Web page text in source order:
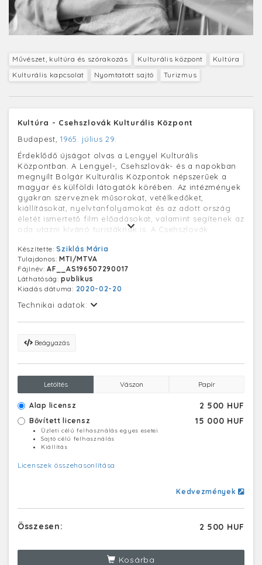
Művészet, kultúra és szórakozás Kulturális központ
Kultúra
Kulturális kapcsolat
Nyomtatott sajtó Turizmus
Kultúra - Csehszlovák Kulturális Központ
Budapest, 1965. július 29.
Érdeklődő újságot olvas a Lengyel Kulturális
Központban. A Lengyel-, Csehszlovák- és a napokban
megnyílt Bolgár Kulturális Központok népszerűek a
magyar és külföldi látogatók körében. Az intézmények
gyakran szerveznek műsorokat, vetélkedőket,
kiállításokat, nyelvtanfolyamokat és az adott ország
életét ismertető film előadásokat, valamint segítenek az
oda utazni kívánó turistáknak is. A Csehszlovák
vásárolhatók, a lengyelek ajándékboltjában térképeket,
képeslapokat, könyveket, hanglemezeket és
népművészeti tárgyakat árusítanak.
Készítette:Sziklás Mária
Tulajdonos:MTI/MTVA
Fájlnév:AF__AS196507290017
Láthatóság:publikus
Kiadás dátuma: 2020-02-20
Technikai adatok:
Beágyazás
Letöltés Vászon Papír
Alap licensz 2 500 HUF
Bővített licensz 15 000 HUF
Üzleti célú felhasználás egyes esetei
Sajtó célú felhasználás
Kiállítás
Licenszek összehasonlítása
Kedvezmények
Összesen: 2 500 HUF
Kosárba